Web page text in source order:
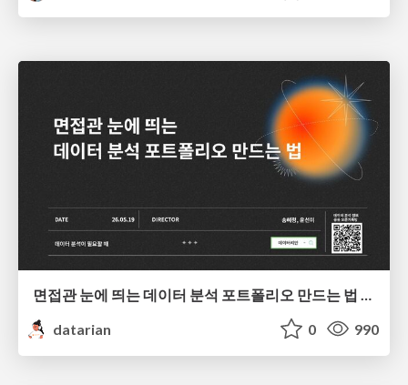
datarian
0 990